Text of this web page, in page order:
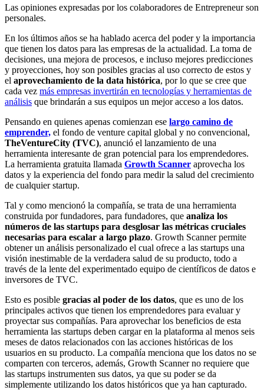
Las opiniones expresadas por los colaboradores de Entrepreneur son
personales.
En los últimos años se ha hablado acerca del poder y la importancia
que tienen los datos para las empresas de la actualidad. La toma de
decisiones, una mejora de procesos, e incluso mejores predicciones
y proyecciones, hoy son posibles gracias al uso correcto de estos y
el aprovechamiento de la data histórica, por lo que se cree que
cada vez más empresas invertirán en tecnologías y herramientas de
análisis que brindarán a sus equipos un mejor acceso a los datos.
Pensando en quienes apenas comienzan ese largo camino de
emprender, el fondo de venture capital global y no convencional,
TheVentureCity (TVC), anunció el lanzamiento de una
herramienta interesante de gran potencial para los emprendedores.
La herramienta gratuita llamada Growth Scanner aprovecha los
datos y la experiencia del fondo para medir la salud del crecimiento
de cualquier startup.
Tal y como mencionó la compañía, se trata de una herramienta
construida por fundadores, para fundadores, que analiza los
números de las startups para desglosar las métricas cruciales
necesarias para escalar a largo plazo. Growth Scanner permite
obtener un análisis personalizado el cual ofrece a las startups una
visión inestimable de la verdadera salud de su producto, todo a
través de la lente del experimentado equipo de científicos de datos e
inversores de TVC.
Esto es posible gracias al poder de los datos, que es uno de los
principales activos que tienen los emprendedores para evaluar y
proyectar sus compañías. Para aprovechar los beneficios de esta
herramienta las startups deben cargar en la plataforma al menos seis
meses de datos relacionados con las acciones históricas de los
usuarios en su producto. La compañía menciona que los datos no se
comparten con terceros, además, Growth Scanner no requiere que
las startups instrumenten sus datos, ya que su poder se da
simplemente utilizando los datos históricos que ya han capturado.